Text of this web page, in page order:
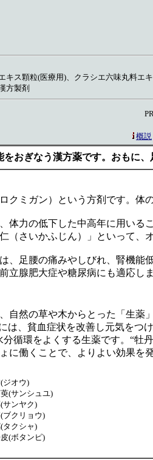
キス顆粒(医療用)、クラシエ六味丸料エキ
方製剤
概説
をおぎなう漢方薬です。おもに、
クミガン）という方剤です。体
体力の低下した中高年に用いる
仁（さいかふじん）」といって、
、足腰の痛みやしびれ、腎機能
立腺肥大症や糖尿病にも適応しま
自然の草や木からとった「生薬
は、貧血症状を改善し元気をつ
分循環をよくする生薬です。“牡
に働くことで、よりよい効果を
ジオウ)
(サンシュユ)
サンヤク)
ブクリョウ)
タクシャ)
(ボタンピ)